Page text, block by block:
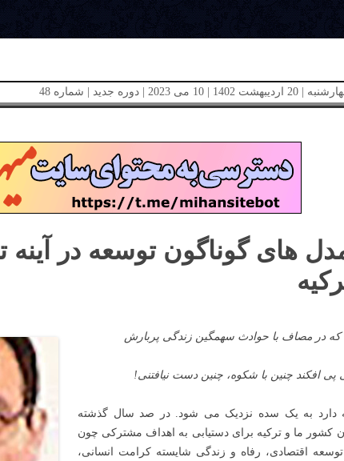
20 اردیبهشت 1402 | 10 می 2023 | دوره جدید | شماره 48
های گوناگون توسعه در آینه
که در مصاف با حوادث سهمگین زندگی پربارش
پی افکند چنین با شکوه، چنین دست نیافتنی!
دارد به یک سده نزدیک می شود. در صد سال گذشته
کشور ما و ترکیه برای دستیابی به اهداف مشترکی چون
اقتصادی، رفاه و زندگی شایسته کرامت انسانی،